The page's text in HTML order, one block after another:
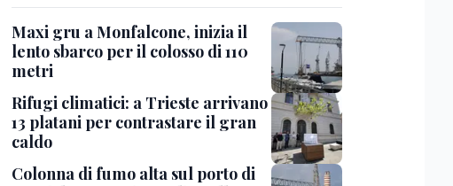
Maxi gru a Monfalcone, inizia il
lento sbarco per il colosso di 110
metri
Rifugi climatici: a Trieste arrivano
13 platani per contrastare il gran
caldo
Colonna di fumo alta sul porto di